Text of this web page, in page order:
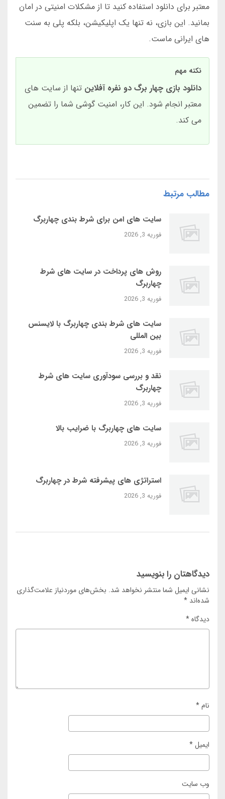
معتبر برای دانلود استفاده کنید تا از مشکلات امنیتی در امان
بمانید. این بازی، نه تنها یک اپلیکیشن، بلکه پلی به سنت
های ایرانی ماست.
نکته مهم
دانلود بازی چهار برگ دو نفره آفلاین تنها از سایت های
معتبر انجام شود. این کار، امنیت گوشی شما را تضمین
می کند.
مطالب مرتبط
سایت‌ های امن برای شرط بندی چهاربرگ
فوریه 3, 2026
روش‌ های پرداخت در سایت‌ های شرط
چهاربرگ
فوریه 3, 2026
سایت‌ های شرط بندی چهاربرگ با لایسنس
بین‌ المللی
فوریه 3, 2026
نقد و بررسی سودآوری سایت‌ های شرط
چهاربرگ
فوریه 3, 2026
سایت‌ های چهاربرگ با ضرایب بالا
فوریه 3, 2026
استراتژی‌ های پیشرفته شرط در چهاربرگ
فوریه 3, 2026
دیدگاهتان را بنویسید
نشانی ایمیل شما منتشر نخواهد شد. بخش‌های موردنیاز علامت‌گذاری
شده‌اند *
دیدگاه*
نام*
ایمیل*
وب‌ سایت